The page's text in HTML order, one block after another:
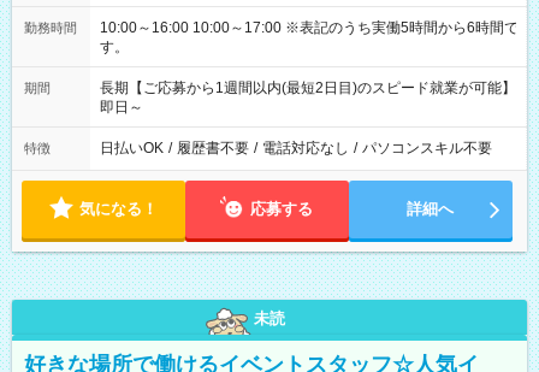
勤務時間
10:00～16:00 10:00～17:00 ※表記のうち実働5時間から6時間で
す。
期間
長期【ご応募から1週間以内(最短2日目)のスピード就業が可能】
即日～
特徴 日払いOK / 履歴書不要 / 電話対応なし / パソコンスキル不要
気になる！ 応募する 詳細へ
未読
好きな場所で働けるイベントスタッフ☆人気イ